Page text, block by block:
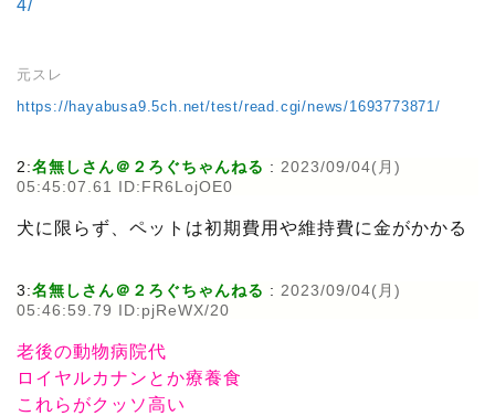
4/
元スレ
https://hayabusa9.5ch.net/test/read.cgi/news/1693773871/
2:名無しさん＠２ろぐちゃんねる : 2023/09/04(月)
05:45:07.61 ID:FR6LojOE0
犬に限らず、ペットは初期費用や維持費に金がかかる
3:名無しさん＠２ろぐちゃんねる : 2023/09/04(月)
05:46:59.79 ID:pjReWX/20
老後の動物病院代
ロイヤルカナンとか療養食
これらがクッソ高い